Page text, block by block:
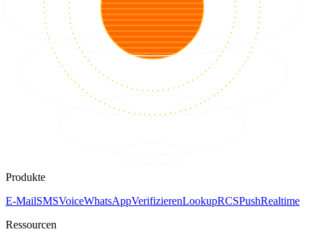
Produkte
E-MailSMSVoiceWhatsAppVerifizierenLookupRCSPushRealtime
Ressourcen